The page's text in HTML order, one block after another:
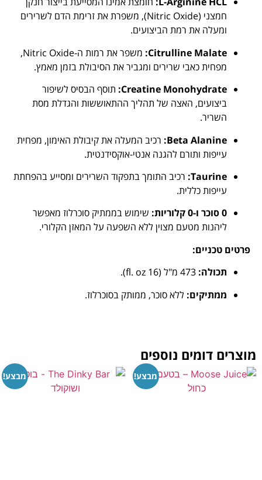
חמצני (Nitric Oxide), משפרת את זרימת הדם לשרירים
ומעלה את רמת הביצועים.
Citrulline Malate:
משפר את רמות ה-Nitric Oxide,
מפחית כאבי שרירים ומגביר את הסיבולת בזמן מאמץ.
Creatine Monohydrate: תוסף הבסיס לשיפור
ביצועים, האצה של תהליך ההתאוששות והגדלת מסת
השריר.
Beta Alanine: רכיב המעלה את קיבולת האימון, מפחית
עייפות ותורם להגנה אנטי-אוקסידנטית.
Taurine: רכיב התומך בתפקוד השרירים ומסייע בהפחתת
עייפות כללית.
0 סוכר ו-0 קלוריות:
שימוש בממתיק סוכרלוז מאפשר
ליהנות מטעם מצוין ללא השפעה על המאזן הקלורי.
פרטים טכניים:
תכולה:
ממתיקים: ללא סוכר, ממותק בסוכרלוז.
מוצרים דומים נוספים
מבצע! מבצע!